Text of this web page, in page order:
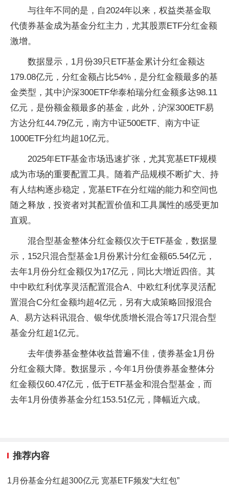
与往年不同的是，自2024年以来，权益类基金取
代债券基金成为基金分红主力，尤其股票ETF分红金额
激增。
数据显示，1月份39只ETF基金累计分红金额达
179.08亿元，分红金额占比54%，是分红金额最多的基
金类型，其中沪深300ETF华泰柏瑞分红金额多达98.11
亿元，是份额金额最多的基金，此外，沪深300ETF易
方达分红44.79亿元，南方中证500ETF、南方中证
1000ETF分红均超10亿元。
2025年ETF基金市场迅速扩张，尤其宽基ETF规模
成为市场的重要配置工具。随着产品规模不断扩大、持
有人结构逐步稳定，宽基ETF在分红端的能力和空间也
随之释放，投资者对其配置价值和工具属性的感受更加
直观。
混合型基金整体分红金额仅次于ETF基金，数据显
示，152只混合型基金1月份累计分红金额65.54亿元，
去年1月份分红金额仅为17亿元，同比大增近四倍。其
中中欧红利优享灵活配置混合A、中欧红利优享灵活配
置混合C分红金额均超4亿元，另有大成策略回报混合
A、易方达科讯混合、银华优质增长混合等17只混合型
基金分红超1亿元。
去年债券基金整体收益普遍不佳，债券基金1月份
分红金额大降。数据显示，今年1月份债券基金整体分
红金额仅60.47亿元，低于ETF基金和混合型基金，而
去年1月份债券基金分红153.51亿元，降幅近六成。
推荐内容
1月份基金分红超300亿元 宽基ETF频发“大红包”